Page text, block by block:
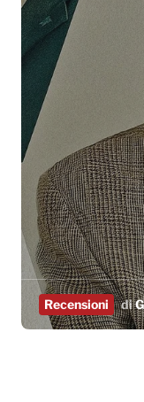
Recensioni di